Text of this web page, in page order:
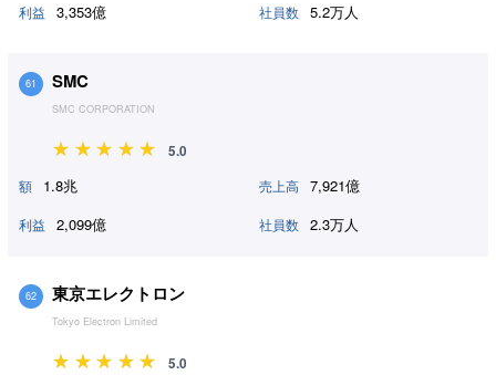
利益 3,353億 社員数 5.2万人
61 SMC
SMC CORPORATION
5.0
額 1.8兆 売上高 7,921億
利益 2,099億 社員数 2.3万人
62 東京エレクトロン
Tokyo Electron Limited
5.0